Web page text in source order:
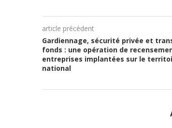
article précédent
Gardiennage, sécurité privée et
fonds : une opération de
entreprises implantées sur le
national